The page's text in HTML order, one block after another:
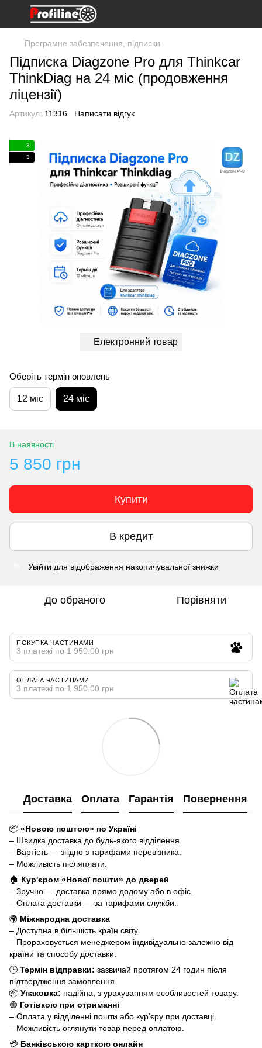
Програмне забезпечення, підписки
Підписка Diagzone Pro для Thinkcar
ThinkDiag на 24 міс (продовження
ліцензії)
Артикул: 11316 Написати відгук
3
3
Електронний товар
Оберіть термін оновлень
12 міс 24 міс
В наявності
5 850 грн
Купити
В кредит
Увійти для відображення накопичувальної знижки
До обраного Порівняти
ПОКУПКА ЧАСТИНАМИ
3 платежі по 1 950.00 грн
ОПЛАТА ЧАСТИНАМИ
3 платежі по 1 950.00 грн
Доставка Оплата Гарантія Повернення
📦 «Новою поштою» по Україні
– Швидка доставка до будь-якого відділення.
– Вартість — згідно з тарифами перевізника.
– Можливість післяплати.
🏠 Кур'єром «Нової пошти» до дверей
– Зручно — доставка прямо додому або в офіс.
– Оплата доставки — за тарифами служби.
🌍 Міжнародна доставка
– Доступна в більшість країн світу.
– Прораховується менеджером індивідуально залежно від
країни та способу доставки.
🕒 Термін відправки: зазвичай протягом 24 годин після
підтвердження замовлення.
📦 Упаковка: надійна, з урахуванням особливостей товару.
🟢 Готівкою при отриманні
– Оплата у відділенні пошти або кур’єру при доставці.
– Можливість оглянути товар перед оплатою.
💳 Банківською карткою онлайн